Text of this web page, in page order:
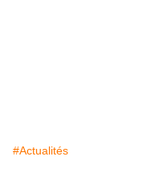
#Actualités